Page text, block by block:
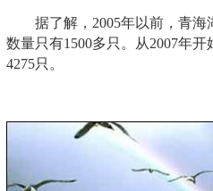
据了解，2005年以前，青海
数量只有1500多只。从2007年
4275只。